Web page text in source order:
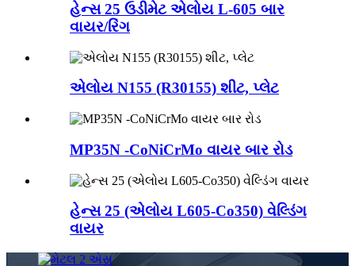
હેન્સ 25 ઉડીમેટ એલોય L-605 બાર
વાયર/રિંગ
એલોય N155 (R30155) શીટ, પ્લેટ
MP35N -CoNiCrMo વાયર બાર રોડ
હેન્સ 25 (એલોય L605-Co350) વેલ્ડિંગ
વાયર